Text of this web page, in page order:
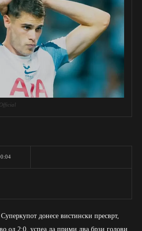
донесе вистински пресврт,
од 2:0, успеа да прими два брзи голови